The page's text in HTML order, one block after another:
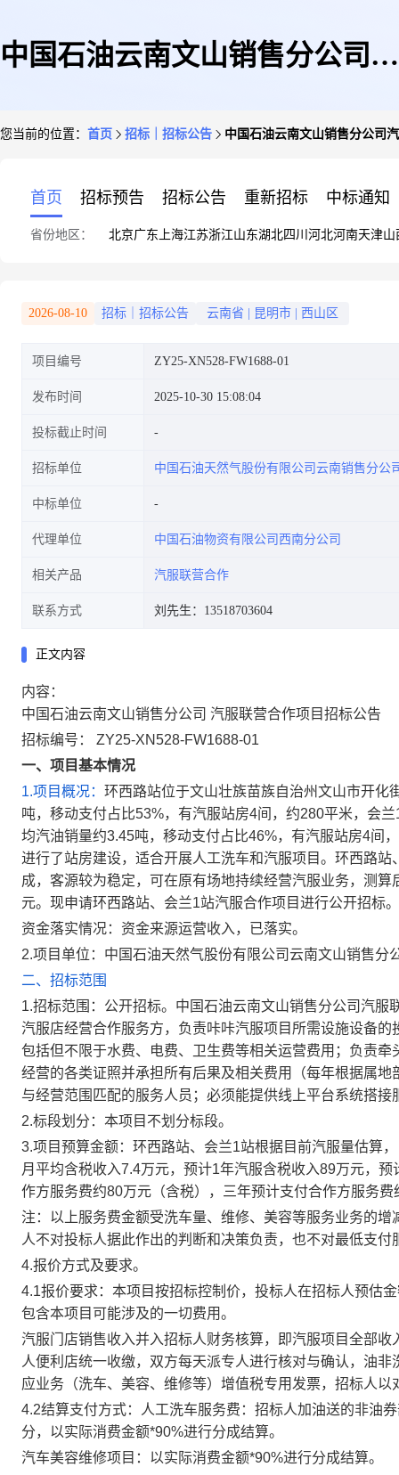
中国石油云南文山销售分公司汽
您当前的位置： 首页 招标｜招标公告 中国石油云南文山销售分公司
首页 招标预告 招标公告 重新招标 中标通知
省份地区： 北京广东 上海江苏浙江山东湖北四川 河北河南天津山
2026-08-10 招标｜招标公告 云南省 昆明市 西山区
项目编号 ZY25-XN528-FW1688-01
发布时间 2025-10-30 15:08:04
投标截止时间
招标单位 中国石油天然气股份有限公司云南销售分公
中标单位
代理单位 中国石油物资有限公司西南分公司
相关产品 汽服联营合作
联系方式 刘先生：13518703604
正文内容
内容：
中国石油云南文山销售分公司 汽服联营合作项目招标公告
招标编号： ZY25-XN528-FW1688-01
一、项目基本情况
1.项目概况： 环西路站位于文山壮族苗族自治州文山市开化
吨，移动支付占比53%，有汽服站房4间，约280平米，会
均汽油销量约3.45吨，移动支付占比46%，有汽服站房4间
进行了站房建设，适合开展人工洗车和汽服项目。环西路
成，客源较为稳定，可在原有场地持续经营汽服业务，测
元。现申请环西路站、会兰1站汽服合作项目进行公开招标。
资金落实情况：资金来源运营收入，已落实。
2.项目单位：中国石油天然气股份有限公司云南文山销售分
二、招标范围
1.招标范围：公开招标。中国石油云南文山销售分公司汽
汽服店经营合作服务方，负责咔咔汽服项目所需设施设备
包括但不限于水费、电费、卫生费等相关运营费用；负责
经营的各类证照并承担所有后果及相关费用（每年根据属
与经营范围匹配的服务人员；必须能提供线上平台系统搭接
2.标段划分：本项目不划分标段。
3.项目预算金额：环西路站、会兰1站根据目前汽服量估算
月平均含税收入7.4万元，预计1年汽服含税收入89万元，
作方服务费约80万元（含税），三年预计支付合作方服务
注：以上服务费金额受洗车量、维修、美容等服务业务的
人不对投标人据此作出的判断和决策负责，也不对最低支付
4.报价方式及要求。
4.1报价要求：本项目按招标控制价，投标人在招标人预估
包含本项目可能涉及的一切费用。
汽服门店销售收入并入招标人财务核算，即汽服项目全部
人便利店统一收缴，双方每天派专人进行核对与确认，油
应业务（洗车、美容、维修等）增值税专用发票，招标人以
4.2结算支付方式：人工洗车服务费：招标人加油送的非油
分，以实际消费金额*90%进行分成结算。
汽车美容维修项目：以实际消费金额*90%进行分成结算。